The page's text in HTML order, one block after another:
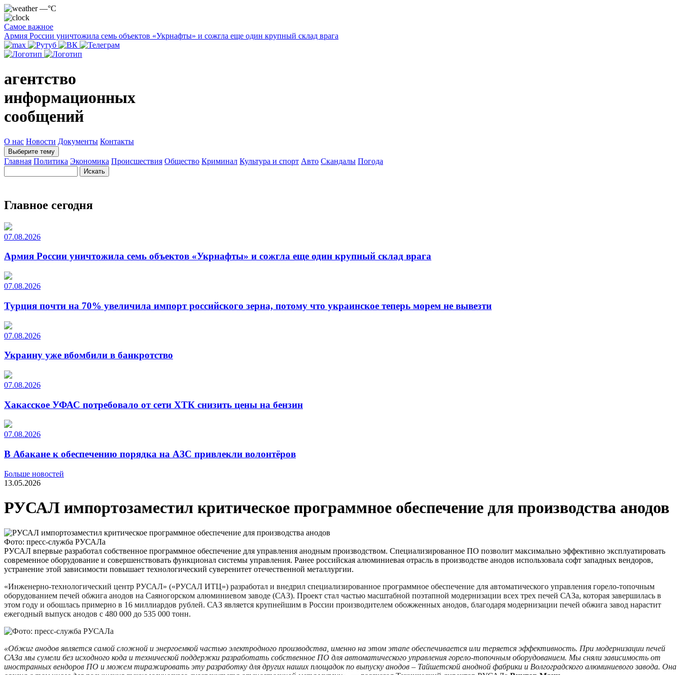
—°C
Самое важное
Армия России уничтожила семь объектов «Укрнафты» и сожгла еще один крупный склад врага
агентство
информационных
сообщений
О нас Новости Документы Контакты
Выберите тему
Главная Политика Экономика Происшествия Общество Криминал Культура и спорт Авто Скандалы Погода
Главное сегодня
07.08.2026
Армия России уничтожила семь объектов «Укрнафты» и сожгла еще один крупный склад врага
07.08.2026
Турция почти на 70% увеличила импорт российского зерна, потому что украинское теперь морем не вывезти
07.08.2026
Украину уже вбомбили в банкротство
07.08.2026
Хакасское УФАС потребовало от сети ХТК снизить цены на бензин
07.08.2026
В Абакане к обеспечению порядка на АЗС привлекли волонтёров
Больше новостей
13.05.2026
РУСАЛ импортозаместил критическое программное обеспечение для производства анодов
Фото: пресс-служба РУСАЛа
РУСАЛ впервые разработал собственное программное обеспечение для управления анодным производством. Специализированное ПО позволит максимально эффективно эксплуатировать
современное оборудование и совершенствовать функционал системы управления. Ранее российская алюминиевая отрасль в производстве анодов использовала софт западных вендоров,
устранение этой зависимости повышает технологический суверенитет отечественной металлургии.
«Инженерно-технологический центр РУСАЛ» («РУСАЛ ИТЦ») разработал и внедрил специализированное программное обеспечение для автоматического управления горело-топочным
оборудованием печей обжига анодов на Саяногорском алюминиевом заводе (САЗ). Проект стал частью масштабной поэтапной модернизации всех трех печей САЗа, которая завершилась в
этом году и обошлась примерно в 16 миллиардов рублей. САЗ является крупнейшим в России производителем обожженных анодов, благодаря модернизации печей обжига завод нарастит
ежегодный выпуск анодов с 480 000 до 535 000 тонн.
«Обжиг анодов является самой сложной и энергоемкой частью электродного производства, именно на этом этапе обеспечивается или теряется эффективность. При модернизации печей
САЗа мы сумели без исходного кода и технической поддержки разработать собственное ПО для автоматического управления горело-топочным оборудованием. Мы сняли зависимость от
иностранных вендоров ПО и можем тиражировать эту разработку для других наших площадок по выпуску анодов – Тайшетской анодной фабрики и Волгоградского алюминиевого завода. Она